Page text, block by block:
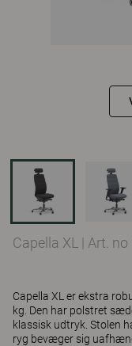
Capella XL | Art. no
Capella XL er ekstra
kg. Den har polstret
klassisk udtryk. Stolen
ryg bevæger sig